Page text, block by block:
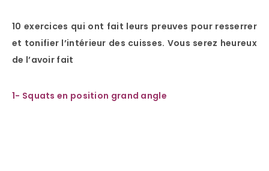
10 exercices qui ont fait leurs preuves pour resserrer
et tonifier l’intérieur des cuisses. Vous serez heureux
de l’avoir fait
1- Squats en position grand angle